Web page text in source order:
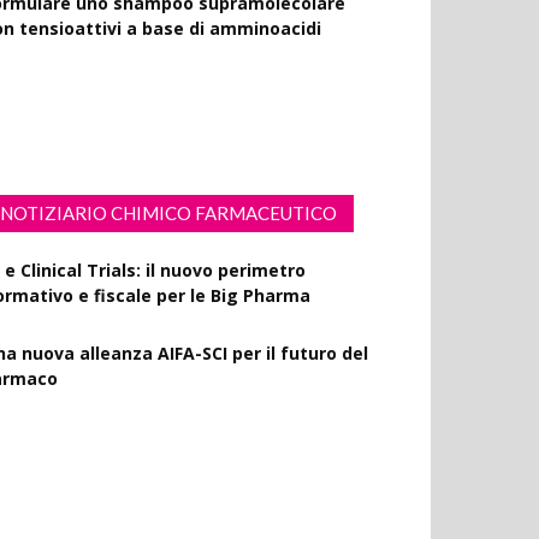
tensioattivi a base di amminoacidi
NOTIZIARIO CHIMICO FARMACEUTICO
e Clinical Trials: il nuovo perimetro
e fiscale per le Big Pharma
nuova alleanza AIFA-SCI per il futuro del